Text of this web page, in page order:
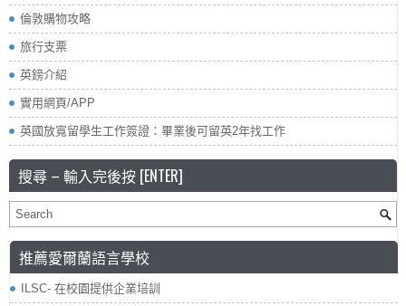
倫敦購物攻略
旅行支票
英鎊介紹
實用網頁/APP
英國放寬留學生工作簽證：畢業後可留英2年找工作
搜尋 – 輸入完後按 [ENTER]
推薦愛爾蘭語言學校
ILSC- 在校園提供企業培訓